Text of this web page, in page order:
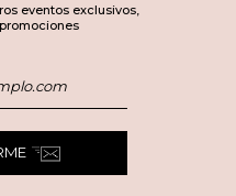
eventos exclusivos,